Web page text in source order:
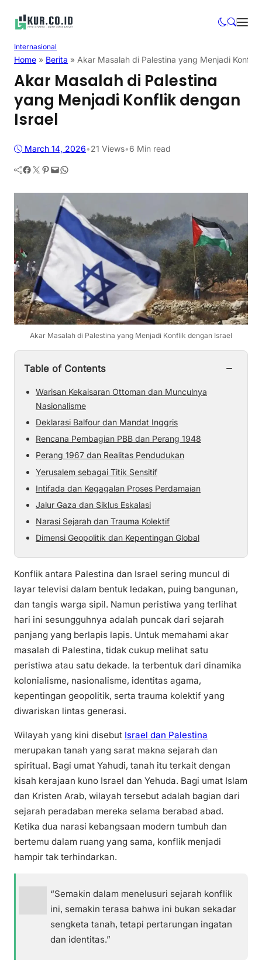
Internasional
Home » Berita » Akar Masalah di Palestina yang Menjadi Konflik
Akar Masalah di Palestina
yang Menjadi Konflik dengan
Israel
March 14, 2026•21 Views•6 Min read
Facebook Twitter Pinterest Mail WhatsApp
Akar Masalah di Palestina yang Menjadi Konflik dengan Israel
Table of Contents −
Warisan Kekaisaran Ottoman dan Munculnya
Nasionalisme
Deklarasi Balfour dan Mandat Inggris
Rencana Pembagian PBB dan Perang 1948
Perang 1967 dan Realitas Pendudukan
Yerusalem sebagai Titik Sensitif
Intifada dan Kegagalan Proses Perdamaian
Jalur Gaza dan Siklus Eskalasi
Narasi Sejarah dan Trauma Kolektif
Dimensi Geopolitik dan Kepentingan Global
Konflik antara Palestina dan Israel sering muncul di
layar televisi dalam bentuk ledakan, puing bangunan,
dan tangis warga sipil. Namun peristiwa yang terlihat
hari ini sesungguhnya adalah puncak dari sejarah
panjang yang berlapis lapis. Untuk memahami akar
masalah di Palestina, tidak cukup melihat satu
peristiwa atau satu dekade. Ia terbentuk dari dinamika
kolonialisme, nasionalisme, identitas agama,
kepentingan geopolitik, serta trauma kolektif yang
diwariskan lintas generasi.
Wilayah yang kini disebut Israel dan Palestina
merupakan tanah yang sarat makna sejarah dan
spiritual. Bagi umat Yahudi, tanah itu terkait dengan
kisah kerajaan kuno Israel dan Yehuda. Bagi umat Islam
dan Kristen Arab, wilayah tersebut adalah bagian dari
sejarah peradaban mereka selama berabad abad.
Ketika dua narasi kebangsaan modern tumbuh dan
bertemu dalam ruang yang sama, konflik menjadi
hampir tak terhindarkan.
“Semakin dalam menelusuri sejarah konflik
ini, semakin terasa bahwa ini bukan sekadar
sengketa tanah, tetapi pertarungan ingatan
dan identitas.”